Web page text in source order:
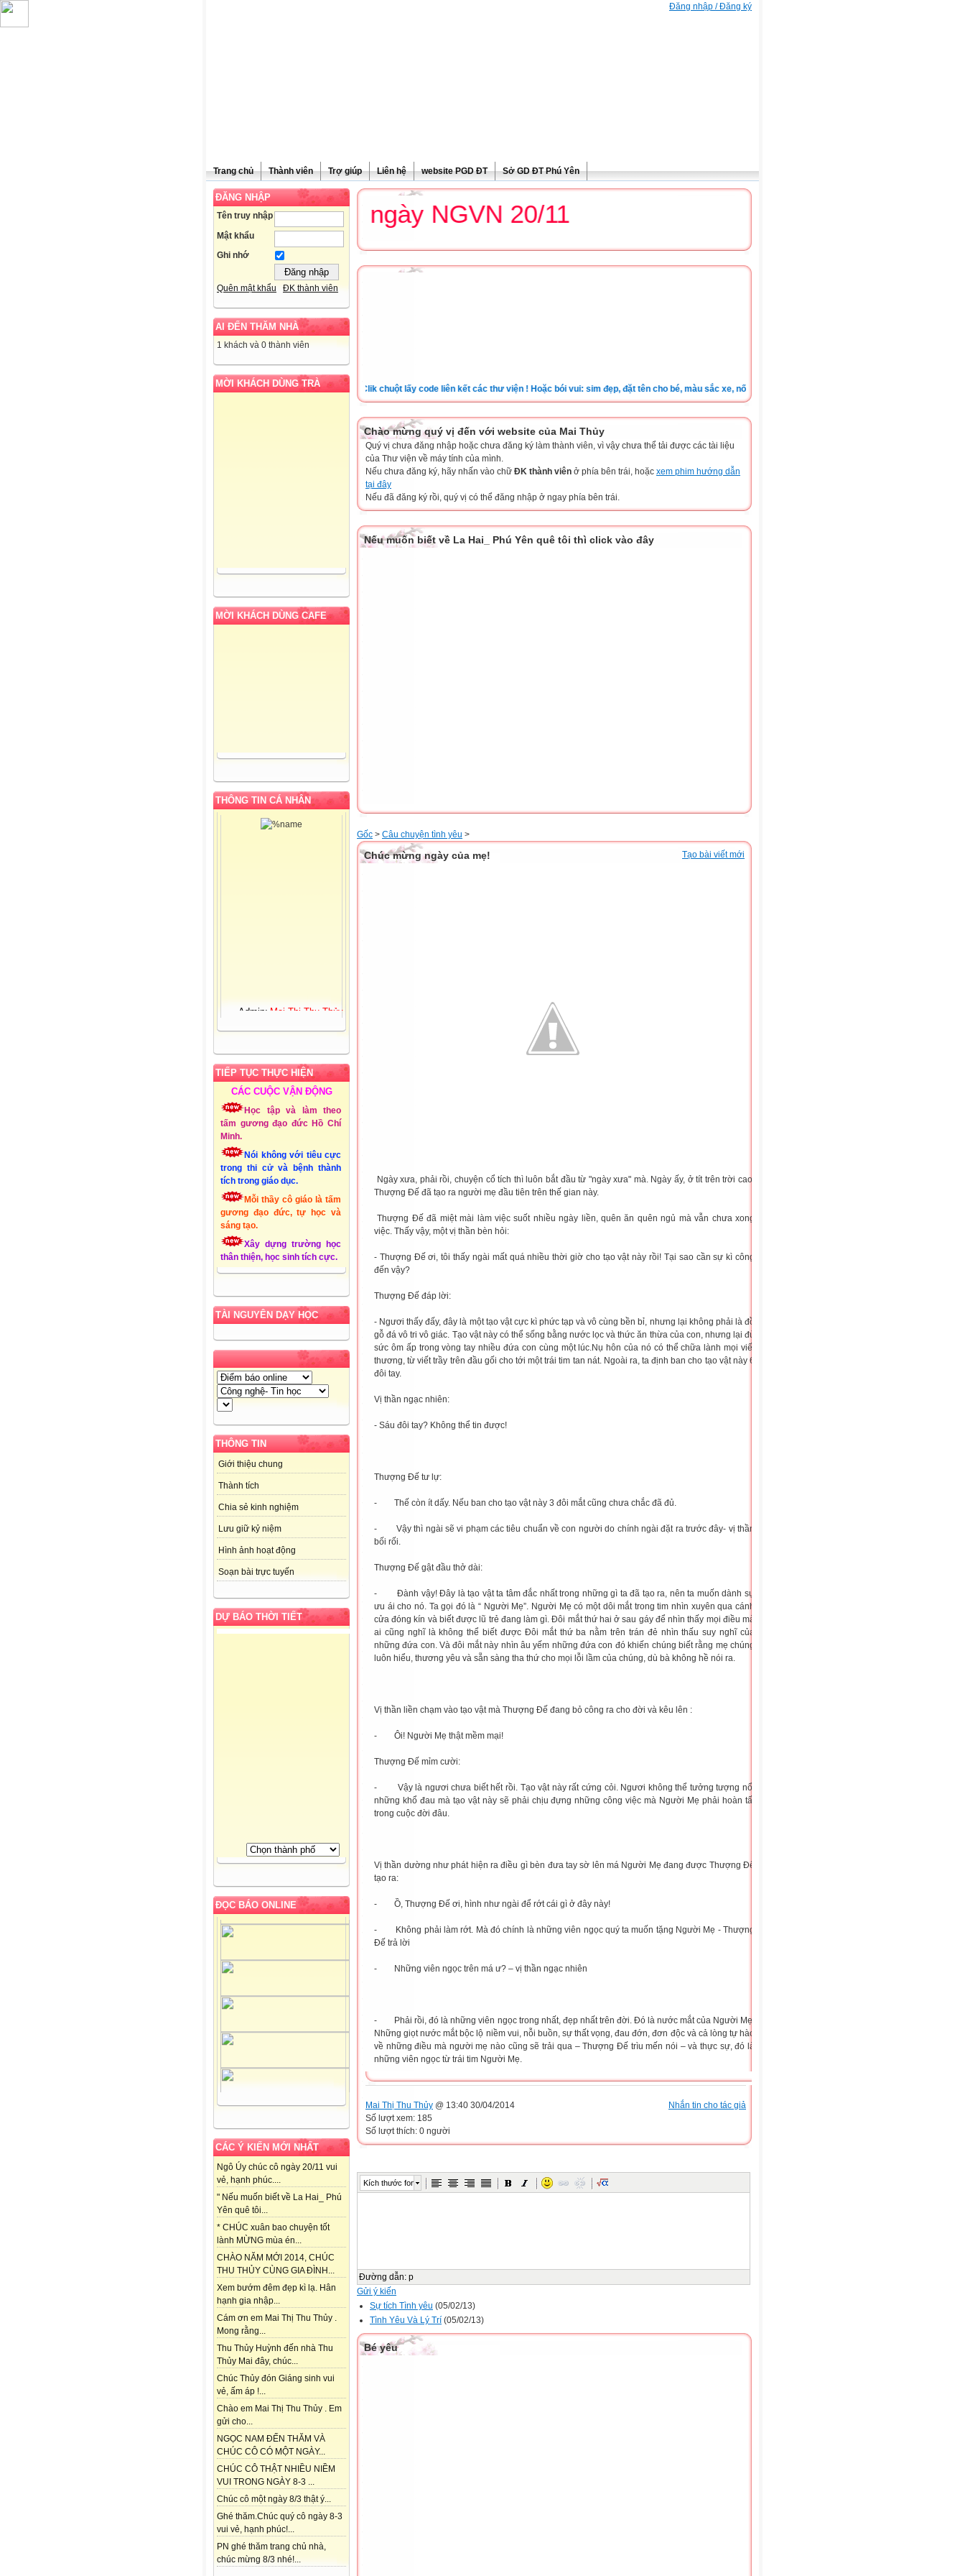
Đăng nhập / Đăng ký
Trang chủ Thành viên Trợ giúp Liên hệ website PGD ĐT Sở GD ĐT Phú Yên
ĐĂNG NHẬP
Tên truy nhập
Mật khẩu
Ghi nhớ
Quên mật khẩu ĐK thành viên
AI ĐẾN THĂM NHÀ
1 khách và 0 thành viên
MỜI KHÁCH DÙNG TRÀ
MỜI KHÁCH DÙNG CAFE
THÔNG TIN CÁ NHÂN
Đơn vị CT: Trường Tiểu
Chuyên môn:
Lớp 1
Địa chỉ: Xuân Quang 3 -
Đồng Xuân - Phú Yên
Liên hệ Email:
mttthuy.th.xquang3.dx@phuyen.edu.vn.
ĐT:
Lập Website: 15/10/2011
TIẾP TỤC THỰC HIỆN
CÁC CUỘC VẬN ĐỘNG
Học tập và làm theo
tấm gương đạo đức Hồ Chí
Minh.
Nói không với tiêu cực
trong thi cử và bệnh thành
tích trong giáo dục.
Mỗi thầy cô giáo là tấm
gương đạo đức, tự học và
sáng tạo.
Xây dựng trường học
thân thiện, học sinh tích cực.
TÀI NGUYÊN DẠY HỌC
THÔNG TIN
Giới thiệu chung
Thành tích
Chia sẻ kinh nghiệm
Lưu giữ kỷ niệm
Hình ảnh hoạt động
Soạn bài trực tuyến
DỰ BÁO THỜI TIẾT
ĐỌC BÁO ONLINE
CÁC Ý KIẾN MỚI NHẤT
Ngô Úy chúc cô ngày 20/11 vui
vẻ, hạnh phúc....
" Nếu muốn biết về La Hai_ Phú
Yên quê tôi...
* CHÚC xuân bao chuyện tốt
lành MỪNG mùa én...
CHÀO NĂM MỚI 2014, CHÚC
THU THỦY CÙNG GIA ĐÌNH...
Xem bướm đêm đẹp kì lạ. Hân
hạnh gia nhập...
Cám ơn em Mai Thị Thu Thủy .
Mong rằng...
Thu Thủy Huỳnh đến nhà Thu
Thủy Mai đây, chúc...
Chúc Thủy đón Giáng sinh vui
vẻ, ấm áp !...
Chào em Mai Thị Thu Thủy . Em
gửi cho...
NGỌC NAM ĐẾN THĂM VÀ
CHÚC CÔ CÓ MỘT NGÀY...
CHÚC CÔ THẬT NHIỀU NIỀM
VUI TRONG NGÀY 8-3 ...
Chúc cô một ngày 8/3 thật ý...
Ghé thăm.Chúc quý cô ngày 8-3
vui vẻ, hạnh phúc!...
PN ghé thăm trang chủ nhà,
chúc mừng 8/3 nhé!...
Chúc mừng ngày NGVN 20/11
Clik chuột lấy code liên kết các thư viện ! Hoặc bói vui: sim đẹp, đặt tên cho bé, màu sắc xe, nốt ruồi, xem tuổi.v.v.v )
Chào mừng quý vị đến với website của Mai Thủy
Quý vị chưa đăng nhập hoặc chưa đăng ký làm thành viên, vì vậy chưa thể tải được các tài liệu
của Thư viện về máy tính của mình.
Nếu chưa đăng ký, hãy nhấn vào chữ ĐK thành viên ở phía bên trái, hoặc xem phim hướng dẫn
tại đây
Nếu đã đăng ký rồi, quý vị có thể đăng nhập ở ngay phía bên trái.
Nếu muốn biết về La Hai_ Phú Yên quê tôi thì click vào đây
Gốc > Câu chuyện tình yêu >
Tạo bài viết mới
Chúc mừng ngày của mẹ!
Ngày xưa, phải rồi, chuyện cổ tích thì luôn bắt đầu từ "ngày xưa" mà. Ngày ấy, ở tít trên trời cao,
Thượng Đế đã tạo ra người mẹ đầu tiên trên thế gian này.
Thượng Đế đã miệt mài làm việc suốt nhiều ngày liền, quên ăn quên ngủ mà vẫn chưa xong
việc. Thấy vậy, một vị thần bèn hỏi:
- Thượng Đế ơi, tôi thấy ngài mất quá nhiều thời giờ cho tạo vật này rồi! Tại sao cần sự kì công
đến vậy?
Thượng Đế đáp lời:
- Ngươi thấy đấy, đây là một tạo vật cực kì phức tạp và vô cùng bền bỉ, nhưng lại không phải là đồ
gỗ đá vô tri vô giác. Tạo vật này có thể sống bằng nước lọc và thức ăn thừa của con, nhưng lại đủ
sức ôm ấp trong vòng tay nhiều đứa con cùng một lúc.Nụ hôn của nó có thể chữa lành mọi viết
thương, từ viết trầy trên đầu gối cho tới một trái tim tan nát. Ngoài ra, ta định ban cho tạo vật này 6
đôi tay.
Vị thần ngạc nhiên:
- Sáu đôi tay? Không thể tin được!
Thượng Đế tư lự:
- Thế còn ít dấy. Nếu ban cho tạo vật này 3 đôi mắt cũng chưa chắc đã đủ.
- Vậy thì ngài sẽ vi phạm các tiêu chuẩn về con người do chính ngài đặt ra trước đây- vị thần
bối rối.
Thượng Đế gật đầu thở dài:
- Đành vậy! Đây là tạo vật ta tâm đắc nhất trong những gì ta đã tạo ra, nên ta muốn dành sự
ưu ái cho nó. Ta gọi đó là “ Người Mẹ”. Người Mẹ có một dôi mắt trong tim nhìn xuyên qua cánh
cửa đóng kín và biết được lũ trẻ đang làm gì. Đôi mắt thứ hai ở sau gáy để nhìn thấy mọi điều mà
ai cũng nghĩ là không thể biết được Đôi mắt thứ ba nằm trên trán đẻ nhìn thấu suy nghĩ của
những đứa con. Và đôi mắt này nhìn âu yếm những đứa con đó khiến chúng biết rằng mẹ chúng
luôn hiểu, thương yêu và sẵn sàng tha thứ cho mọi lỗi lầm của chúng, dù bà không hề nói ra.
Vị thần liền chạm vào tạo vật mà Thượng Đế đang bỏ công ra cho đời và kêu lên :
- Ôi! Người Mẹ thật mềm mại!
Thượng Đế mỉm cười:
- Vậy là ngươi chưa biết hết rồi. Tạo vật này rất cứng cỏi. Ngươi không thể tưởng tượng nổi
những khổ đau mà tạo vật này sẽ phải chịu đựng những công việc mà Người Mẹ phải hoàn tất
trong cuộc đời đâu.
Vị thần dường như phát hiện ra điều gì bèn đưa tay sờ lên má Người Mẹ đang được Thượng Đế
tạo ra:
- Ồ, Thượng Đế ơi, hình như ngài để rớt cái gì ở đây này!
- Không phải làm rớt. Mà đó chính là những viên ngọc quý ta muốn tặng Người Mẹ - Thượng
Đế trả lời
- Những viên ngọc trên má ư? – vị thần ngạc nhiên
- Phải rồi, đó là những viên ngọc trong nhất, đẹp nhất trên đời. Đó là nước mắt của Người Mẹ.
Những giọt nước mắt bộc lộ niềm vui, nỗi buồn, sự thất vọng, đau đớn, đơn độc và cả lòng tự hào
về những điều mà người mẹ nào cũng sẽ trải qua – Thượng Đế trìu mến nói – và thực sự, đó là
những viên ngọc từ trái tim Người Mẹ.
Nhắn tin cho tác giả
Mai Thị Thu Thủy @ 13:40 30/04/2014
Số lượt xem: 185
Số lượt thích: 0 người
Kích thước font
Đường dẫn: p
Gửi ý kiến
Sự tích Tình yêu (05/02/13)
Tình Yêu Và Lý Trí (05/02/13)
Bé yêu